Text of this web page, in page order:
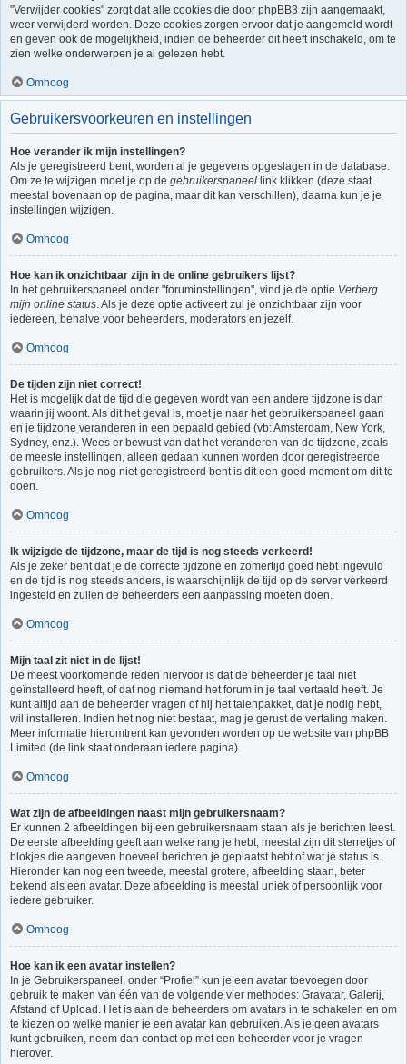
"Verwijder cookies" zorgt dat alle cookies die door phpBB3 zijn aangemaakt,
weer verwijderd worden. Deze cookies zorgen ervoor dat je aangemeld wordt
en geven ook de mogelijkheid, indien de beheerder dit heeft inschakeld, om te
zien welke onderwerpen je al gelezen hebt.
Omhoog
Gebruikersvoorkeuren en instellingen
Hoe verander ik mijn instellingen?
Als je geregistreerd bent, worden al je gegevens opgeslagen in de database.
Om ze te wijzigen moet je op de gebruikerspaneel link klikken (deze staat
meestal bovenaan op de pagina, maar dit kan verschillen), daarna kun je je
instellingen wijzigen.
Omhoog
Hoe kan ik onzichtbaar zijn in de online gebruikers lijst?
In het gebruikerspaneel onder "foruminstellingen", vind je de optie Verberg
mijn online status. Als je deze optie activeert zul je onzichtbaar zijn voor
iedereen, behalve voor beheerders, moderators en jezelf.
Omhoog
De tijden zijn niet correct!
Het is mogelijk dat de tijd die gegeven wordt van een andere tijdzone is dan
waarin jij woont. Als dit het geval is, moet je naar het gebruikerspaneel gaan
en je tijdzone veranderen in een bepaald gebied (vb: Amsterdam, New York,
Sydney, enz.). Wees er bewust van dat het veranderen van de tijdzone, zoals
de meeste instellingen, alleen gedaan kunnen worden door geregistreerde
gebruikers. Als je nog niet geregistreerd bent is dit een goed moment om dit te
doen.
Omhoog
Ik wijzigde de tijdzone, maar de tijd is nog steeds verkeerd!
Als je zeker bent dat je de correcte tijdzone en zomertijd goed hebt ingevuld
en de tijd is nog steeds anders, is waarschijnlijk de tijd op de server verkeerd
ingesteld en zullen de beheerders een aanpassing moeten doen.
Omhoog
Mijn taal zit niet in de lijst!
De meest voorkomende reden hiervoor is dat de beheerder je taal niet
geïnstalleerd heeft, of dat nog niemand het forum in je taal vertaald heeft. Je
kunt altijd aan de beheerder vragen of hij het talenpakket, dat je nodig hebt,
wil installeren. Indien het nog niet bestaat, mag je gerust de vertaling maken.
Meer informatie hieromtrent kan gevonden worden op de website van phpBB
Limited (de link staat onderaan iedere pagina).
Omhoog
Wat zijn de afbeeldingen naast mijn gebruikersnaam?
Er kunnen 2 afbeeldingen bij een gebruikersnaam staan als je berichten leest.
De eerste afbeelding geeft aan welke rang je hebt, meestal zijn dit sterretjes of
blokjes die aangeven hoeveel berichten je geplaatst hebt of wat je status is.
Hieronder kan nog een tweede, meestal grotere, afbeelding staan, beter
bekend als een avatar. Deze afbeelding is meestal uniek of persoonlijk voor
iedere gebruiker.
Omhoog
Hoe kan ik een avatar instellen?
In je Gebruikerspaneel, onder “Profiel” kun je een avatar toevoegen door
gebruik te maken van één van de volgende vier methodes: Gravatar, Galerij,
Afstand of Upload. Het is aan de beheerders om avatars in te schakelen en om
te kiezen op welke manier je een avatar kan gebruiken. Als je geen avatars
kunt gebruiken, neem dan contact op met een beheerder voor je vragen
hierover.